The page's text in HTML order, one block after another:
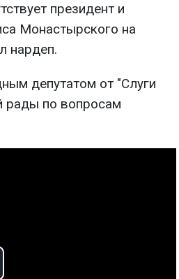
президент и
Монастырского на
нардеп.
депутатом от "Слуги
рады по вопросам